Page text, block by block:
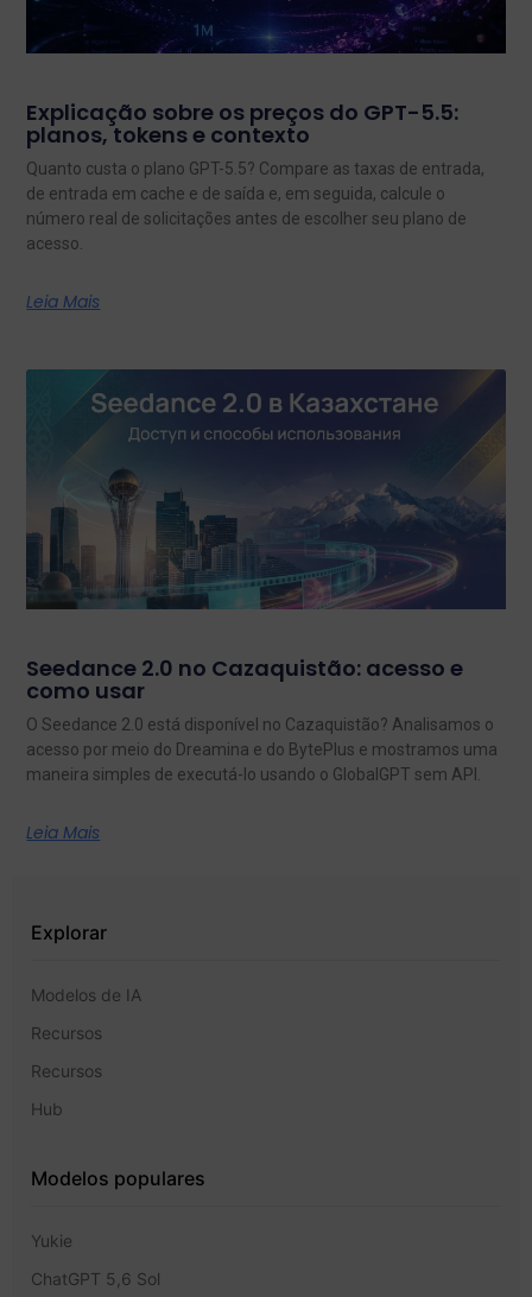
Explicação sobre os preços do GPT-5.5:
planos, tokens e contexto
Quanto custa o plano GPT-5.5? Compare as taxas de entrada,
de entrada em cache e de saída e, em seguida, calcule o
número real de solicitações antes de escolher seu plano de
acesso.
Leia Mais
Seedance 2.0 no Cazaquistão: acesso e
como usar
O Seedance 2.0 está disponível no Cazaquistão? Analisamos o
acesso por meio do Dreamina e do BytePlus e mostramos uma
maneira simples de executá-lo usando o GlobalGPT sem API.
Leia Mais
Explorar
Modelos de IA
Recursos
Recursos
Hub
Modelos populares
Yukie
ChatGPT 5,6 Sol